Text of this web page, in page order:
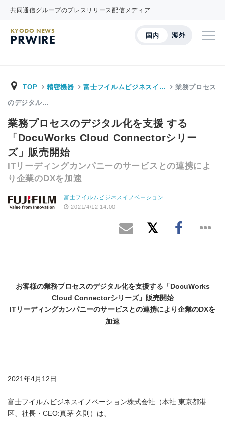
共同通信グループのプレスリリース配信メディア
国内 海外
KYODO NEWS
PRWIRE
TOP 精密機器 富士フイルムビジネスイ… 業務プロセス
のデジタル…
業務プロセスのデジタル化を支援 する
「DocuWorks Cloud Connectorシリー
ズ」販売開始
ITリーディングカンパニーのサービスとの連携によ
り企業のDXを加速
富士フイルムビジネスイノベーション
2021/4/12 14:00
お客様の業務プロセスのデジタル化を支援する 「 DocuWorks
Cloud Connectorシリーズ」販売開始
IT リーディングカンパニーのサービスとの連携により企業の DXを
加速
2021年4月12日
富士フイルムビジネスイノベーション株式会社（本社:東京都港
区、社長・CEO:真茅 久則）は、